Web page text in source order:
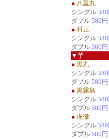
● 八重丸
シングル
ダブル 580円
● 村正
シングル
ダブル 580円
▼芋
● 黒丸
シングル
ダブル 580円
● 黒霧島
シングル
ダブル 580円
● 虎徹
シングル
ダブル 580円